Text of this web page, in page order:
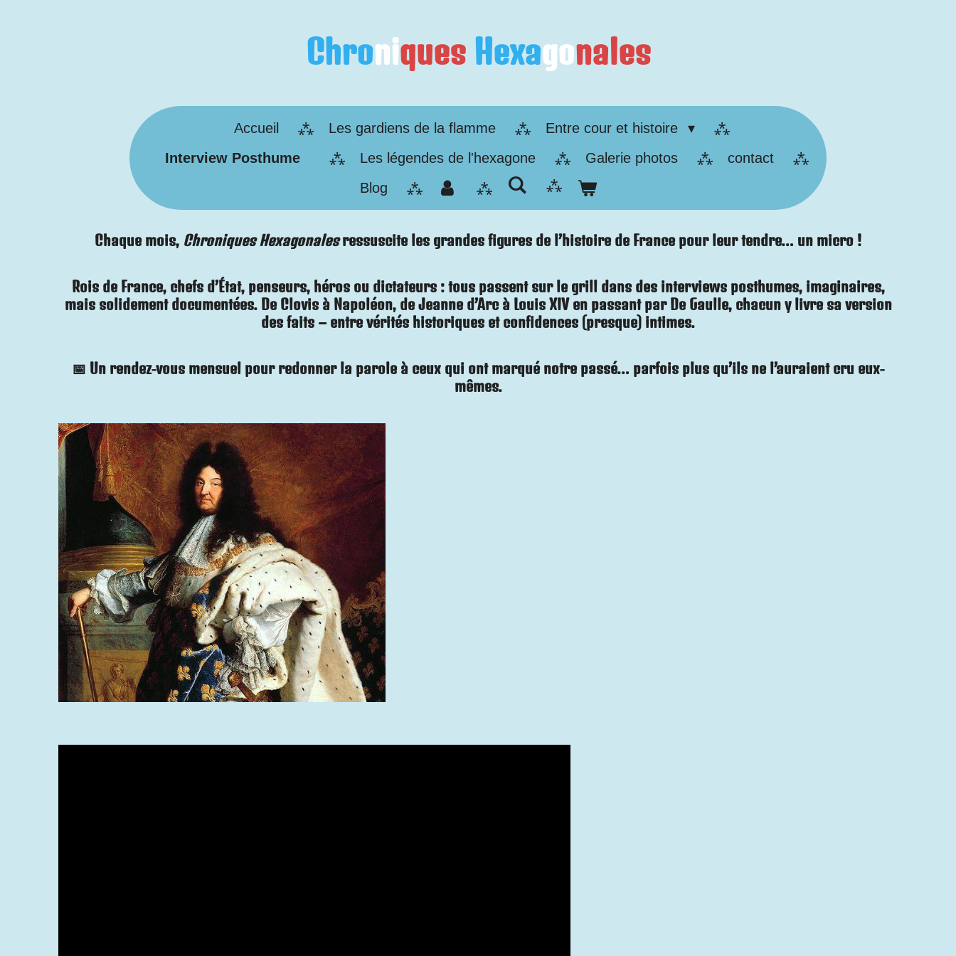
Chroniques Hexagonales
Accueil Les gardiens de la flamme
Entre cour et histoire
Interview Posthume
Les légendes de l'hexagone Galerie photos
contact
Blog
Chaque mois, Chroniques Hexagonalesressuscite les grandes figures de l’histoire de France pour leur tendre… un micro !
Rois de France, chefs d’État, penseurs, héros ou dictateurs : tous passent sur le grill dans des interviews posthumes, imaginaires,
mais solidement documentées. De Clovis à Napoléon, de Jeanne d’Arc à Louis XIV en passant par De Gaulle, chacun y livre sa version
des faits – entre vérités historiques et confidences (presque) intimes.
📅 Un rendez-vous mensuelpour redonner la parole à ceux qui ont marqué notre passé… parfois plus qu’ils ne l’auraient cru eux-
mêmes.